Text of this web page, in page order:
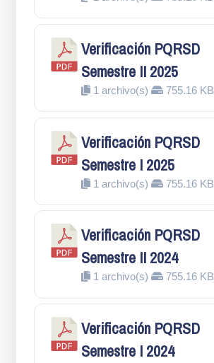
Verificación PQRSD
Semestre II 2025
1 archivo(s) 755.16 KB
Verificación PQRSD
Semestre I 2025
1 archivo(s) 755.16 KB
Verificación PQRSD
Semestre II 2024
1 archivo(s) 755.16 KB
Verificación PQRSD
Semestre I 2024